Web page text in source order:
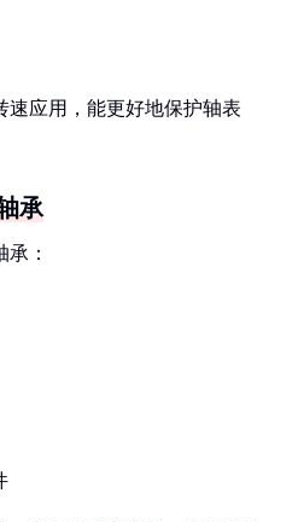
速应用，能更好地保护轴表
承
：